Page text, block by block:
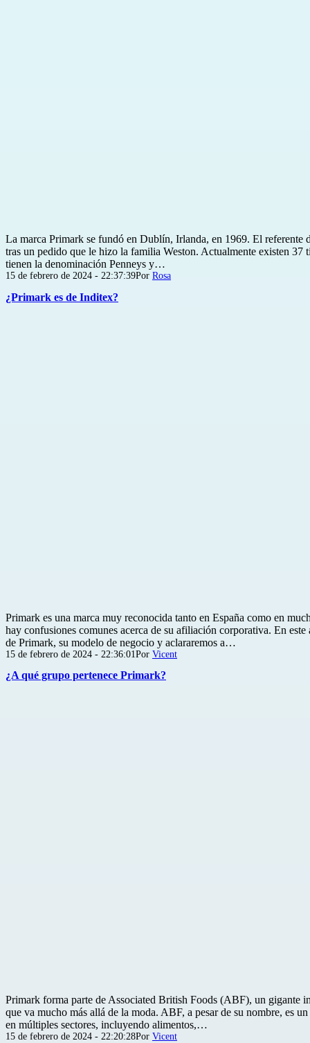
La marca Primark se fundó en Dublín, Irlanda, en 1969. El referente
tras un pedido que le hizo la familia Weston. Actualmente existen 37
tienen la denominación Penneys y…
Publicada
15 de febrero de 2024 - 22:37:39Por Rosa
¿Primark es de Inditex?
Primark es una marca muy reconocida tanto en España como en
hay confusiones comunes acerca de su afiliación corporativa. En
de Primark, su modelo de negocio y aclararemos a…
Publicada
15 de febrero de 2024 - 22:36:01 Por Vicent
¿A qué grupo pertenece Primark?
Primark forma parte de Associated British Foods (ABF), un gigante
que va mucho más allá de la moda. ABF, a pesar de su nombre, es
en múltiples sectores, incluyendo alimentos,…
Publicada
15 de febrero de 2024 - 22:20:28Por Vicent